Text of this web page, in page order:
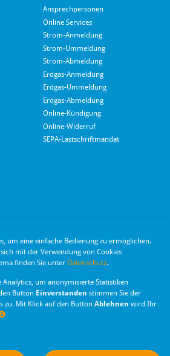
Ansprechpersonen
Online Services
Strom-Anmeldung
Strom-Ummeldung
Strom-Abmeldung
Erdgas-Anmeldung
Erdgas-Ummeldung
Erdgas-Abmeldung
Online-Kündigung
Online-Widerruf
SEPA-Lastschriftmandat
der Stadt Monheim
um eine einfache Bedienung zu ermöglichen.
mit der Verwendung von Cookies
finden Sie unter Datenschutz.
Analytics, um anonymisierte Statistiken
Button Einverstanden stimmen Sie der
zu. Mit Klick auf den Button Ablehnen wird Ihr
eines KI-Chatbots. Mit dem Laden des
mit der
Datenschutzerklärung von Langdock
Chatbot laden